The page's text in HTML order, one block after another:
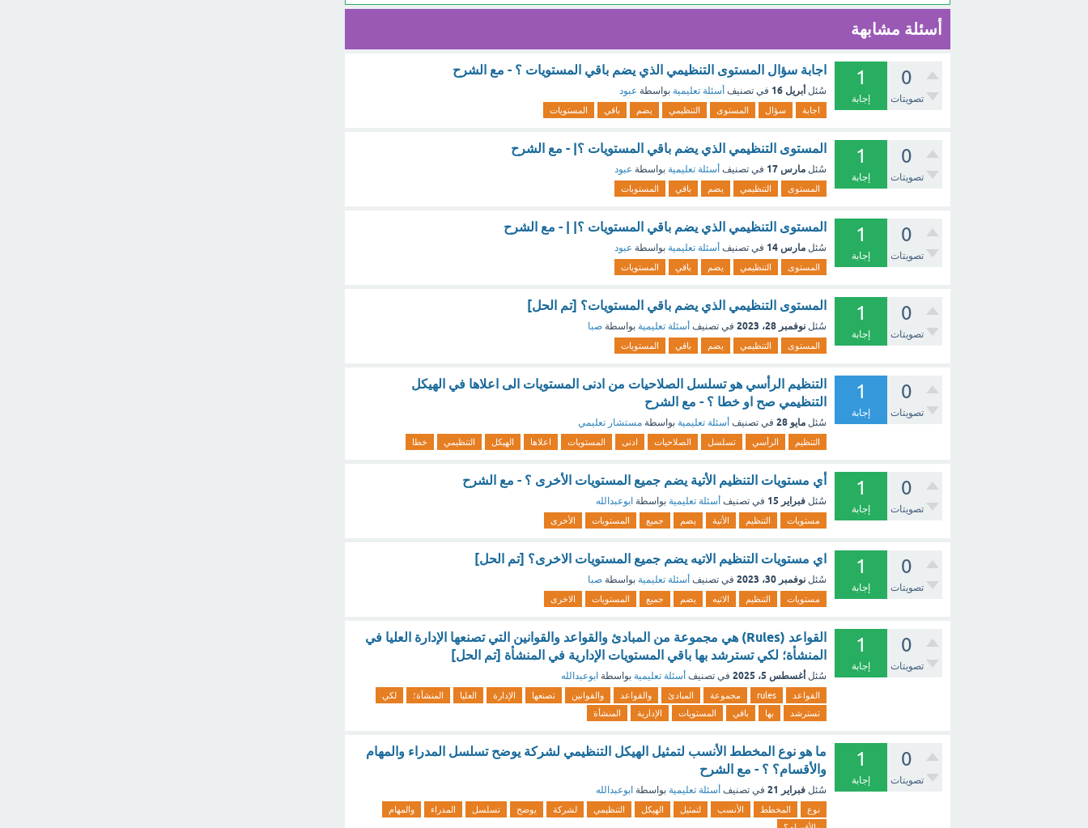
أسئلة مشابهة
0
تصويتات
1
إجابة
اجابة سؤال المستوى التنظيمي الذي يضم باقي المستويات ؟ - مع الشرح
سُئل أبريل 16 في تصنيف أسئلة تعليمية بواسطة عبود
اجابة سؤال المستوى التنظيمي يضم باقي المستويات
0
تصويتات
1
إجابة
المستوى التنظيمي الذي يضم باقي المستويات ؟| - مع الشرح
سُئل مارس 17 في تصنيف أسئلة تعليمية بواسطة عبود
المستوى التنظيمي يضم باقي المستويات
0
تصويتات
1
إجابة
المستوى التنظيمي الذي يضم باقي المستويات ؟| | - مع الشرح
سُئل مارس 14 في تصنيف أسئلة تعليمية بواسطة عبود
المستوى التنظيمي يضم باقي المستويات
0
تصويتات
1
إجابة
المستوى التنظيمي الذي يضم باقي المستويات؟ [تم الحل]
سُئل نوفمبر 28، 2023 في تصنيف أسئلة تعليمية بواسطة صبا
المستوى التنظيمي يضم باقي المستويات
0
تصويتات
1
إجابة
التنظيم الرأسي هو تسلسل الصلاحيات من ادنى المستويات الى اعلاها في الهيكل
التنظيمي صح او خطا ؟ - مع الشرح
سُئل مايو 28 في تصنيف أسئلة تعليمية بواسطة مستشار تعليمي
التنظيم الرأسي تسلسل الصلاحيات ادنى المستويات اعلاها الهيكل التنظيمي خطا
0
تصويتات
1
إجابة
أي مستويات التنظيم الأتية يضم جميع المستويات الأخرى ؟ - مع الشرح
سُئل فبراير 15 في تصنيف أسئلة تعليمية بواسطة ابوعبدالله
مستويات التنظيم الأتية يضم جميع المستويات الأخرى
0
تصويتات
1
إجابة
اي مستويات التنظيم الاتيه يضم جميع المستويات الاخرى؟ [تم الحل]
سُئل نوفمبر 30، 2023 في تصنيف أسئلة تعليمية بواسطة صبا
مستويات التنظيم الاتيه يضم جميع المستويات الاخرى
0
تصويتات
1
إجابة
القواعد (Rules) هي مجموعة من المبادئ والقواعد والقوانين التي تصنعها الإدارة العليا في
المنشأة؛ لكي تسترشد بها باقي المستويات الإدارية في المنشأة [تم الحل]
سُئل أغسطس 5، 2025 في تصنيف أسئلة تعليمية بواسطة ابوعبدالله
القواعد rules مجموعة المبادئ والقواعد والقوانين تصنعها الإدارة العليا المنشأة؛
لكي
تسترشد
بها باقي المستويات الإدارية المنشأة
0
تصويتات
1
إجابة
ما هو نوع المخطط الأنسب لتمثيل الهيكل التنظيمي لشركة يوضح تسلسل المدراء والمهام
والأقسام؟ ؟ - مع الشرح
سُئل فبراير 21 في تصنيف أسئلة تعليمية بواسطة ابوعبدالله
نوع المخطط الأنسب لتمثيل الهيكل التنظيمي لشركة يوضح تسلسل المدراء
والمهام